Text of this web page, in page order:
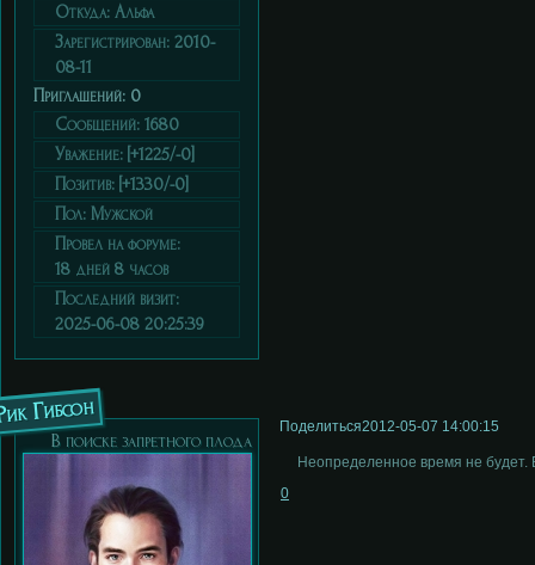
Откуда: Альфа
Зарегистрирован: 2010-
08-11
Приглашений: 0
Сообщений: 1680
Уважение: [+1225/-0]
Позитив: [+1330/-0]
Пол: Мужской
Провел на форуме:
18 дней 8 часов
Последний визит:
2025-06-08 20:25:39
Поделиться2012-05-07 14:00:15
Гибсон
В поиске запретного плода
Неопределенное время не будет.
0